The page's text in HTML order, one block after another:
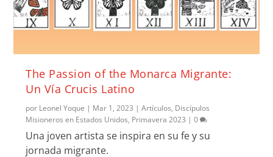
The Passion of the Monarca Migrante:
Un Vía Crucis Latino
por Leonel Yoque | Mar 1, 2023 |Artículos, Discípulos
Misioneros en Estados Unidos, Primavera 2023 |0
Una joven artista se inspira en su fe y su
jornada migrante.